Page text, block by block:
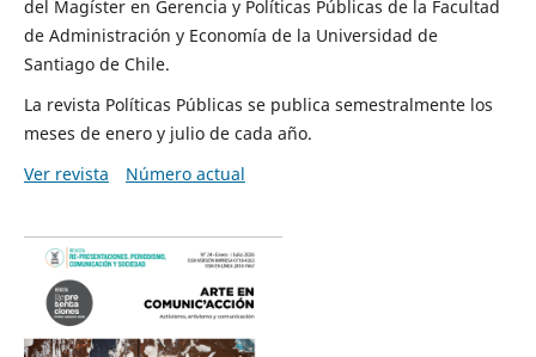
del Magíster en Gerencia y Políticas Públicas de la Facultad
de Administración y Economía de la Universidad de
Santiago de Chile.
La revista Políticas Públicas se publica semestralmente los
meses de enero y julio de cada año.
Ver revista
Número actual